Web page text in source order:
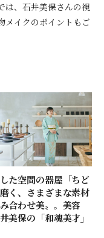
は、石井美保さんの視
メイクのポイントもご
た空間の器屋「ちど
く、さまざまな素材
合わせ美〟。美容
美保の「和魂美才」